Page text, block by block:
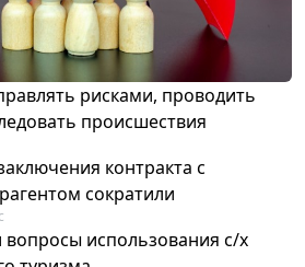
рисками, проводить
происшествия
контракта с
сократили
использования с/х